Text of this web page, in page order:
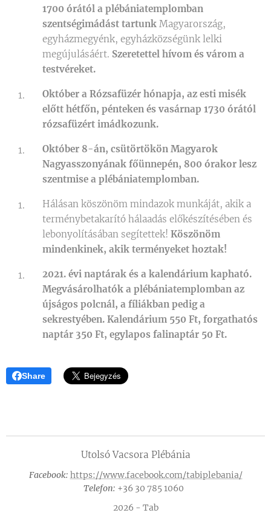
1700 órától a plébániatemplomban
szentségimádást tartunk Magyarország,
egyházmegyénk, egyházközségünk lelki
megújulásáért. Szeretettel hívom és várom a
testvéreket.
Október a Rózsafüzér hónapja, az esti misék
előtt hétfőn, pénteken és vasárnap 1730 órától
rózsafüzért imádkozunk.
Október 8-án, csütörtökön Magyarok
Nagyasszonyának főünnepén, 800 órakor lesz
szentmise a plébániatemplomban.
Hálásan köszönöm mindazok munkáját, akik a
terménybetakarító hálaadás előkészítésében és
lebonyolításában segítettek! Köszönöm
mindenkinek, akik terményeket hoztak!
2021. évi naptárak és a kalendárium kapható.
Megvásárolhatók a plébániatemplomban az
újságos polcnál, a fíliákban pedig a
sekrestyében. Kalendárium 550 Ft, forgathatós
naptár 350 Ft, egylapos falinaptár 50 Ft.
Share
Utolsó Vacsora Plébánia
Facebook: https://www.facebook.com/tabiplebania/
Telefon: +36 30 785 1060
2026 - Tab